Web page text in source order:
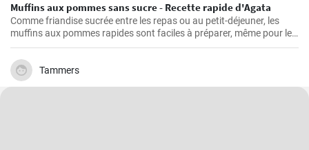
Muffins aux pommes sans sucre - Recette rapide d'Agata
Comme friandise sucrée entre les repas ou au petit-déjeuner, les
muffins aux pommes rapides sont faciles à préparer, même pour le
petit-déjeuner du week-end. Ils sont délicieux, faciles à préparer et
ne contiennent pas de sucre ajouté.
Tammers